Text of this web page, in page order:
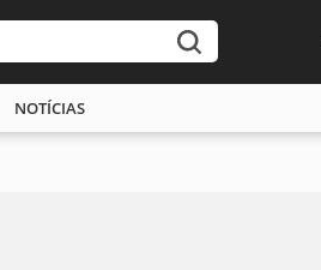
NOTÍCIAS